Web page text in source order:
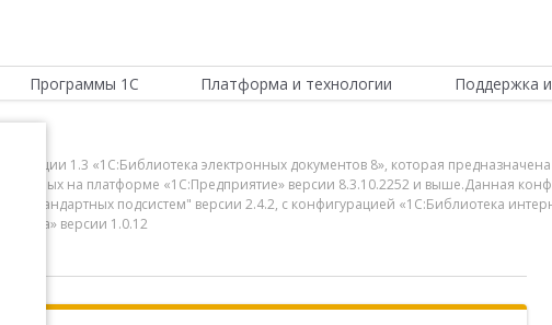
Программы 1С Платформа и технологии Поддержка
редакции 1.3 «1С:Библиотека электронных документов 8», которая
на платформе «1С:Предприятие» версии 8.3.10.2252 и выше.Данная
стандартных подсистем" версии 2.4.2, с конфигурацией «1С:Библиотека
версии 1.0.12